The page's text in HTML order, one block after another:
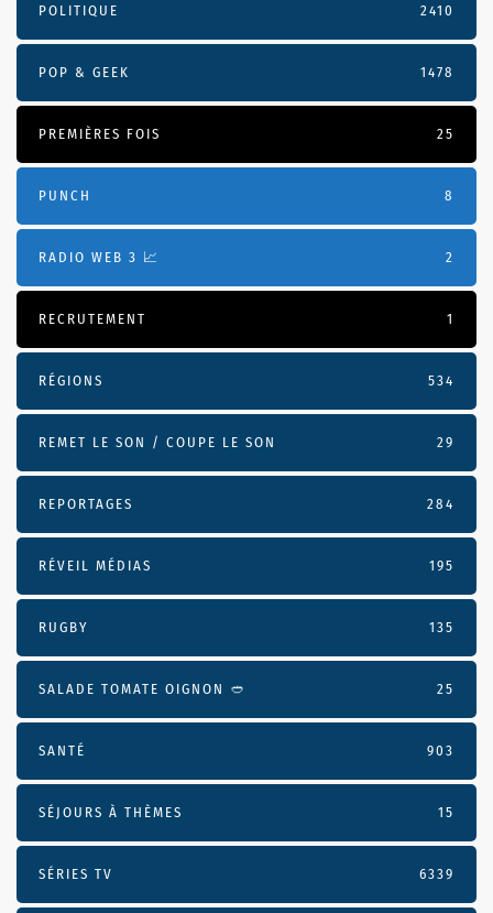
POLITIQUE 2410
POP & GEEK 1478
PREMIÈRES FOIS 25
PUNCH 8
RADIO WEB 3 📈 2
RECRUTEMENT 1
RÉGIONS 534
REMET LE SON / COUPE LE SON 29
REPORTAGES 284
RÉVEIL MÉDIAS 195
RUGBY 135
SALADE TOMATE OIGNON 🥙 25
SANTÉ 903
SÉJOURS À THÈMES 15
SÉRIES TV 6339